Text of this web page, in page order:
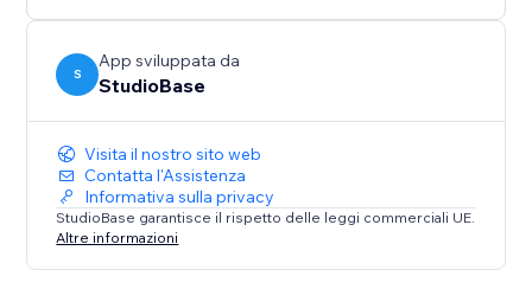
S
App sviluppata da
StudioBase
Visita il nostro sito web
Contatta l'Assistenza
Informativa sulla privacy
StudioBase garantisce il rispetto delle leggi commerciali UE.
Altre informazioni